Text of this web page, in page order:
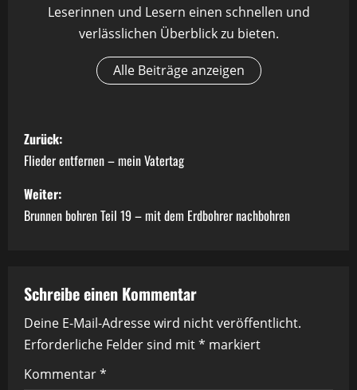
Leserinnen und Lesern einen schnellen und
verlässlichen Überblick zu bieten.
Alle Beiträge anzeigen
B
e
i
t
a
g
s
Zurück:
Flieder entfernen – mein Vatertag
Weiter:
Brunnen bohren Teil 19 – mit dem Erdbohrer nachbohren
Schreibe einen Kommentar
Deine E-Mail-Adresse wird nicht veröffentlicht.
Erforderliche Felder sind mit* markiert
Kommentar*